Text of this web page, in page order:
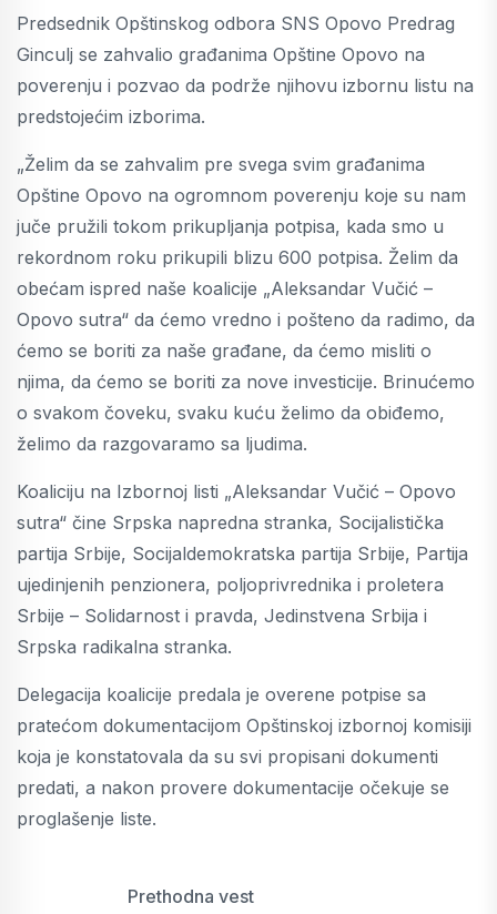
Predsednik Opštinskog odbora SNS Opovo Predrag
Ginculj se zahvalio građanima Opštine Opovo na
poverenju i pozvao da podrže njihovu izbornu listu na
predstojećim izborima.
„Želim da se zahvalim pre svega svim građanima
Opštine Opovo na ogromnom poverenju koje su nam
juče pružili tokom prikupljanja potpisa, kada smo u
rekordnom roku prikupili blizu 600 potpisa. Želim da
obećam ispred naše koalicije „Aleksandar Vučić –
Opovo sutra“ da ćemo vredno i pošteno da radimo, da
ćemo se boriti za naše građane, da ćemo misliti o
njima, da ćemo se boriti za nove investicije. Brinućemo
o svakom čoveku, svaku kuću želimo da obiđemo,
želimo da razgovaramo sa ljudima.
Koaliciju na Izbornoj listi „Aleksandar Vučić – Opovo
sutra“ čine Srpska napredna stranka, Socijalistička
partija Srbije, Socijaldemokratska partija Srbije, Partija
ujedinjenih penzionera, poljoprivrednika i proletera
Srbije – Solidarnost i pravda, Jedinstvena Srbija i
Srpska radikalna stranka.
Delegacija koalicije predala je overene potpise sa
pratećom dokumentacijom Opštinskoj izbornoj komisiji
koja je konstatovala da su svi propisani dokumenti
predati, a nakon provere dokumentacije očekuje se
proglašenje liste.
Prethodna vest